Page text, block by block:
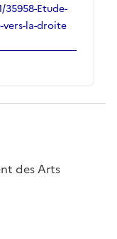
Etude-
la-droite
des Arts